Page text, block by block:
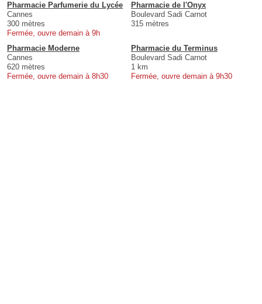
Pharmacie Parfumerie du Lycée
Cannes
300 mètres
Fermée, ouvre demain à 9h
Pharmacie de l'Onyx
Boulevard Sadi Carnot
315 mètres
Pharmacie Moderne
Cannes
620 mètres
Fermée, ouvre demain à 8h30
Pharmacie du Terminus
Boulevard Sadi Carnot
1 km
Fermée, ouvre demain à 9h30